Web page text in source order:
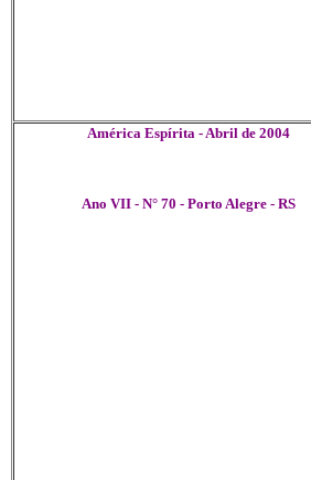
América Espírita - Abril de 2004
Ano VII - N° 70 - Porto Alegre - RS